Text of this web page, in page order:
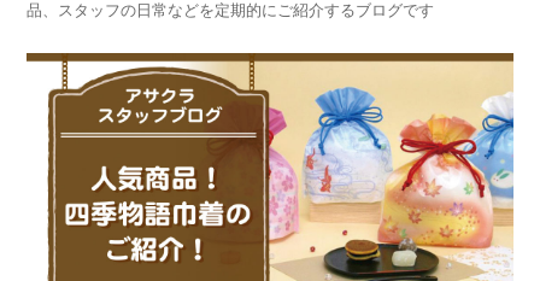
品、スタッフの日常などを定期的にご紹介するブログです